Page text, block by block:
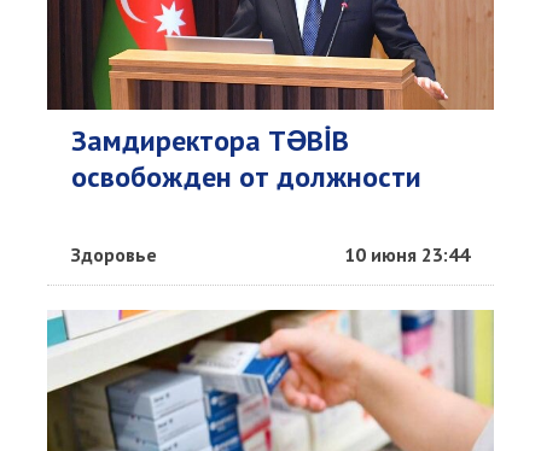
Замдиректора TƏBİB
освобожден от должности
Здоровье 10 июня 23:44